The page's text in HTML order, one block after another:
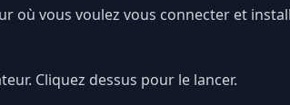
où vous voulez vous connecter et
Cliquez dessus pour le lancer.